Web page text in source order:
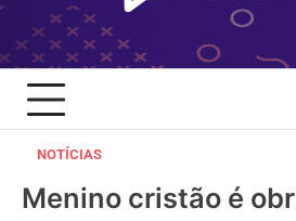
NOTÍCIAS
Menino cristão é